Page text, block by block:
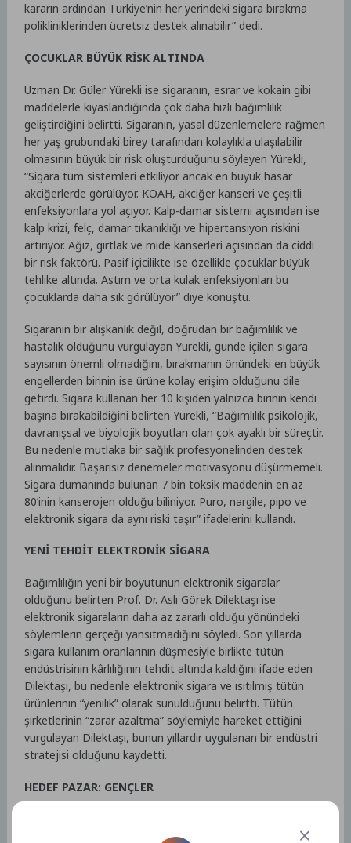
kararın ardından Türkiye’nin her yerindeki sigara bırakma
polikliniklerinden ücretsiz destek alınabilir” dedi.
ÇOCUKLAR BÜYÜK RİSK ALTINDA
Uzman Dr. Güler Yürekli ise sigaranın, esrar ve kokain gibi
maddelerle kıyaslandığında çok daha hızlı bağımlılık
geliştirdiğini belirtti. Sigaranın, yasal düzenlemelere rağmen
her yaş grubundaki birey tarafından kolaylıkla ulaşılabilir
olmasının büyük bir risk oluşturduğunu söyleyen Yürekli,
“Sigara tüm sistemleri etkiliyor ancak en büyük hasar
akciğerlerde görülüyor. KOAH, akciğer kanseri ve çeşitli
enfeksiyonlara yol açıyor. Kalp-damar sistemi açısından ise
kalp krizi, felç, damar tıkanıklığı ve hipertansiyon riskini
artırıyor. Ağız, gırtlak ve mide kanserleri açısından da ciddi
bir risk faktörü. Pasif içicilikte ise özellikle çocuklar büyük
tehlike altında. Astım ve orta kulak enfeksiyonları bu
çocuklarda daha sık görülüyor” diye konuştu.
Sigaranın bir alışkanlık değil, doğrudan bir bağımlılık ve
hastalık olduğunu vurgulayan Yürekli, günde içilen sigara
sayısının önemli olmadığını, bırakmanın önündeki en büyük
engellerden birinin ise ürüne kolay erişim olduğunu dile
getirdi. Sigara kullanan her 10 kişiden yalnızca birinin kendi
başına bırakabildiğini belirten Yürekli, “Bağımlılık psikolojik,
davranışsal ve biyolojik boyutları olan çok ayaklı bir süreçtir.
Bu nedenle mutlaka bir sağlık profesyonelinden destek
alınmalıdır. Başarısız denemeler motivasyonu düşürmemeli.
Sigara dumanında bulunan 7 bin toksik maddenin en az
80’inin kanserojen olduğu biliniyor. Puro, nargile, pipo ve
elektronik sigara da aynı riski taşır” ifadelerini kullandı.
YENİ TEHDİT ELEKTRONİK SİGARA
Bağımlılığın yeni bir boyutunun elektronik sigaralar
olduğunu belirten Prof. Dr. Aslı Görek Dilektaşı ise
elektronik sigaraların daha az zararlı olduğu yönündeki
söylemlerin gerçeği yansıtmadığını söyledi. Son yıllarda
sigara kullanım oranlarının düşmesiyle birlikte tütün
endüstrisinin kârlılığının tehdit altında kaldığını ifade eden
Dilektaşı, bu nedenle elektronik sigara ve ısıtılmış tütün
ürünlerinin “yenilik” olarak sunulduğunu belirtti. Tütün
şirketlerinin “zarar azaltma” söylemiyle hareket ettiğini
vurgulayan Dilektaşı, bunun yıllardır uygulanan bir endüstri
stratejisi olduğunu kaydetti.
HEDEF PAZAR: GENÇLER
20 ortaokul öğrencisinden birinin elektronik sigara